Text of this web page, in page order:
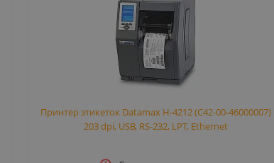
Принтер этикеток Datamax H-4212 (C42-00-46000007)
203 dpi, USB, RS-232, LPT, Ethernet